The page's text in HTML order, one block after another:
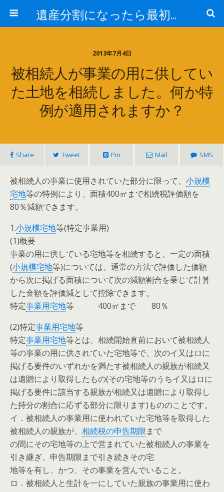
遺産分割になったら最初に見るサイト
2013年7月4日
被相続人が事業の用に供してい
た土地を相続しました。何か特
例が適用されますか？
Share Tweet Pin Mail SMS
被相続人の事業に使用されていた部分に限って、 小規模
宅地等の特例により、面積400㎡まで相続税評価額を
80％減額できます。
1.小規模宅地等(特定事業用)
(1)概要
事業の用に供している宅地等を相続すると、一定の面積
(小規模宅地等)については、通常の方法で評価した価額
から次に掲げる面積について次の減額割合を乗じて計算
した金額を評価減として控除できます。
特定事業用宅地等 400㎡まで 80％
(2)特定事業用宅地等
特定事業用宅地等とは、相続開始直前において被相続人
等の事業の用に供されていた宅地等で、次のイ又はロに
掲げる要件のいずれかを満たす被相続人の親族が相続又
は遺贈により取得したもの(その宅地等のうちイ又はロに
掲げる要件に該当する親族が相続又は遺贈により取得し
た持分の割合に応ずる部分に限ります)もののことです。
イ．被相続人の事業用に使われていた宅地等を取得した
被相続人の親族が、 相続税の申告期限まで
の間にその宅地等の上で営まれていた被相続人の事業を
引き継ぎ、申告期限まで引き続きその宅
地等を有し、かつ、その事業を営んでいること。
ロ．被相続人と生計を一にしていた親族の事業用に使わ